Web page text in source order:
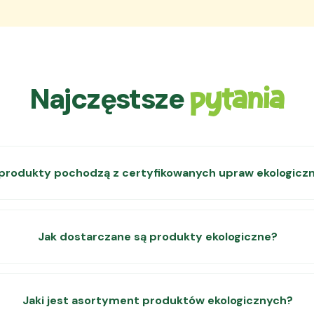
Najczęstszepytania
pochodzą z certyfikowanych upraw
Jak dostarczane są produkty ekologiczne?
Jaki jest asortyment produktów ekologicznych?